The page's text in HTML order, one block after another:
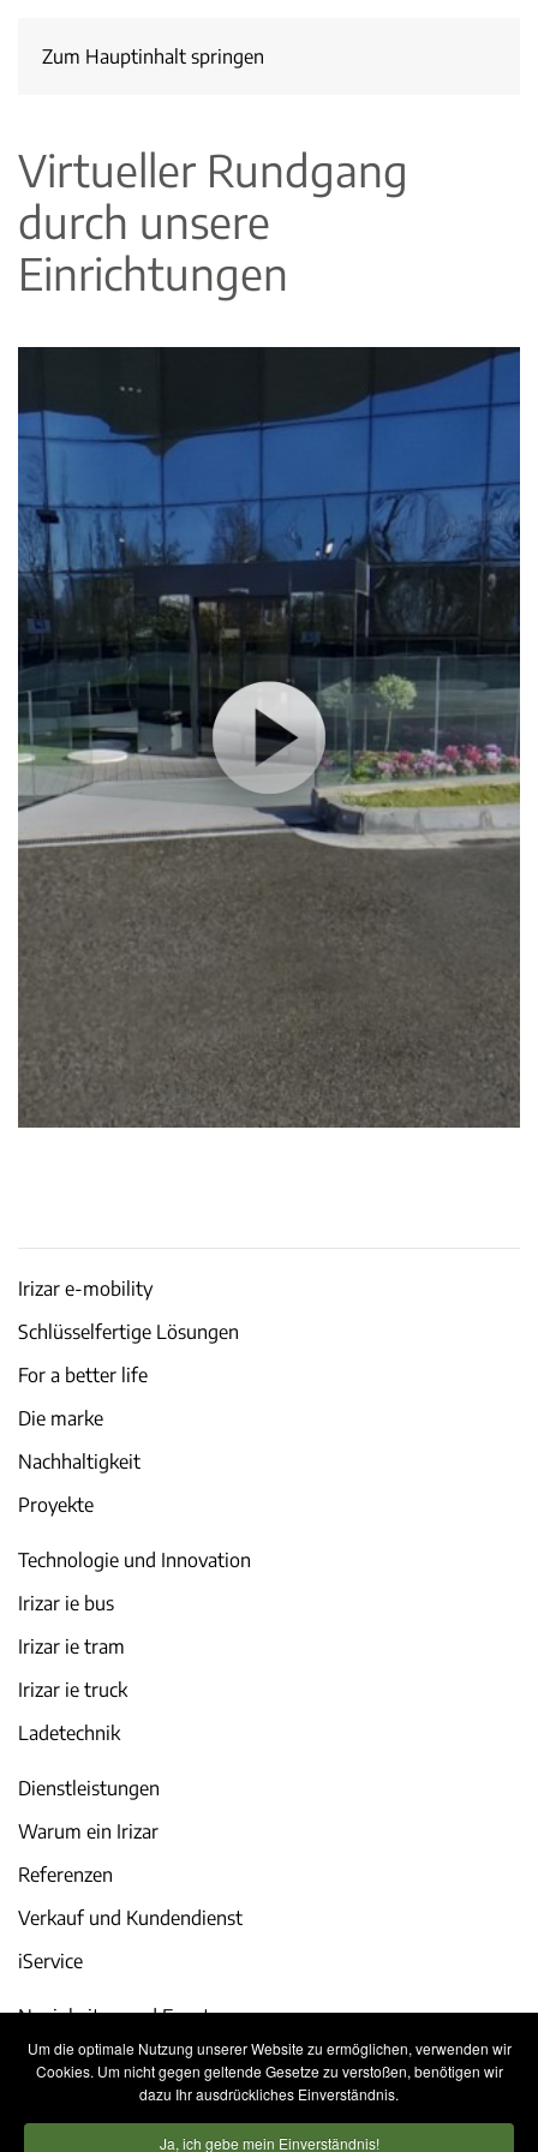
Um die optimale Nutzung unserer Website zu ermöglichen, verwenden wir
Cookies. Um nicht gegen geltende Gesetze zu verstoßen, benötigen wir
dazu Ihr ausdrückliches Einverständnis.
Ja, ich gebe mein Einverständnis!
Zum Hauptinhalt springen
Virtueller Rundgang
durch unsere
Einrichtungen
Irizar e-mobility
Schlüsselfertige Lösungen
For a better life
Die marke
Nachhaltigkeit
Proyekte
Technologie und Innovation
Irizar ie bus
Irizar ie tram
Irizar ie truck
Ladetechnik
Dienstleistungen
Warum ein Irizar
Referenzen
Verkauf und Kundendienst
iService
Neuigkeiten und Events
Karriere